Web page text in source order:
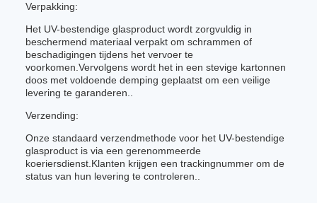
Verpakking:
Het UV-bestendige glasproduct wordt zorgvuldig in
beschermend materiaal verpakt om schrammen of
beschadigingen tijdens het vervoer te
voorkomen.Vervolgens wordt het in een stevige kartonnen
doos met voldoende demping geplaatst om een veilige
levering te garanderen..
Verzending:
Onze standaard verzendmethode voor het UV-bestendige
glasproduct is via een gerenommeerde
koeriersdienst.Klanten krijgen een trackingnummer om de
status van hun levering te controleren..